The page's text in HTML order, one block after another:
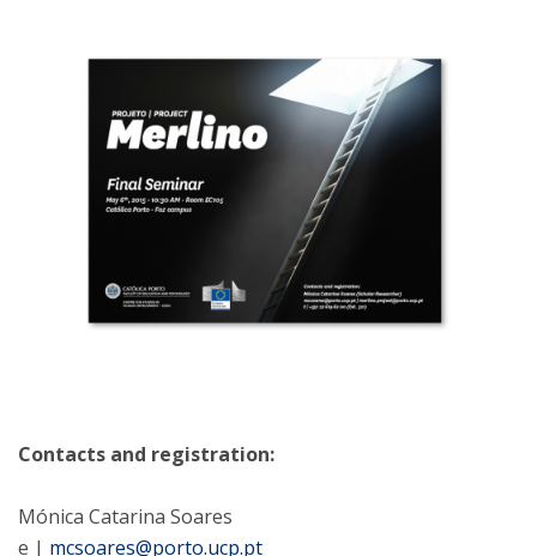
Contacts and registration:
Mónica Catarina Soares
e | mcsoares@porto.ucp.pt